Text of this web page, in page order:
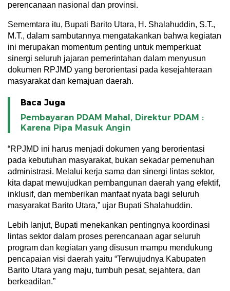
perencanaan nasional dan provinsi.
Sememtara itu, Bupati Barito Utara, H. Shalahuddin, S.T.,
M.T., dalam sambutannya mengatakankan bahwa kegiatan
ini merupakan momentum penting untuk memperkuat
sinergi seluruh jajaran pemerintahan dalam menyusun
dokumen RPJMD yang berorientasi pada kesejahteraan
masyarakat dan kemajuan daerah.
Baca Juga
Pembayaran PDAM Mahal, Direktur PDAM :
Karena Pipa Masuk Angin
“RPJMD ini harus menjadi dokumen yang berorientasi
pada kebutuhan masyarakat, bukan sekadar pemenuhan
administrasi. Melalui kerja sama dan sinergi lintas sektor,
kita dapat mewujudkan pembangunan daerah yang efektif,
inklusif, dan memberikan manfaat nyata bagi seluruh
masyarakat Barito Utara,” ujar Bupati Shalahuddin.
Lebih lanjut, Bupati menekankan pentingnya koordinasi
lintas sektor dalam proses perencanaan agar seluruh
program dan kegiatan yang disusun mampu mendukung
pencapaian visi daerah yaitu “Terwujudnya Kabupaten
Barito Utara yang maju, tumbuh pesat, sejahtera, dan
berkeadilan.”